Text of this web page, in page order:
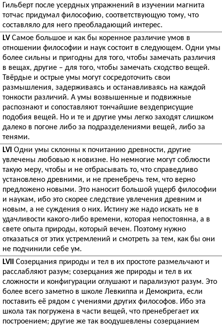
Гильберт после усердных упражнений в изучении магнита
тотчас придумал философию, соответствующую тому, что
составляло для него преобладающий интерес.
LV Самое большое и как бы коренное различие умов в
отношении философии и наук состоит в следующем. Одни умы
более сильны и пригодны для того, чтобы замечать различия
в вещах, другие – для того, чтобы замечать сходство вещей.
Твёрдые и острые умы могут сосредоточить свои
размышления, задерживаясь и останавливаясь на каждой
тонкости различий. А умы возвышенные и подвижные
распознают и сопоставляют тончайшие вездеприсущие
подобия вещей. Но и те и другие умы легко заходят слишком
далеко в погоне либо за подразделениями вещей, либо за
тенями.
LVI Одни умы склонны к почитанию древности, другие
увлечены любовью к новизне. Но немногие могут соблюсти
такую меру, чтобы и не отбрасывать то, что справедливо
установлено древними, и не пренебречь тем, что верно
предложено новыми. Это наносит большой ущерб философии
и наукам, ибо это скорее следствие увлечения древним и
новым, а не суждения о них. Истину же надо искать не в
удачливости какого-либо времени, которая непостоянна, а в
свете опыта природы, который вечен. Поэтому нужно
отказаться от этих устремлений и смотреть за тем, как бы они
не подчинили себе ум.
LVII
Созерцания природы и тел в их простоте размельчают и
расслабляют разум; созерцания же природы и тел в их
сложности и конфигурации оглушают и парализуют разум. Это
более всего заметно в школе Левкиппа и Демокрита, если
поставить её рядом с учениями других философов. Ибо эта
школа так погружена в части вещей, что пренебрегает их
построением; другие же так воодушевлены созерцанием